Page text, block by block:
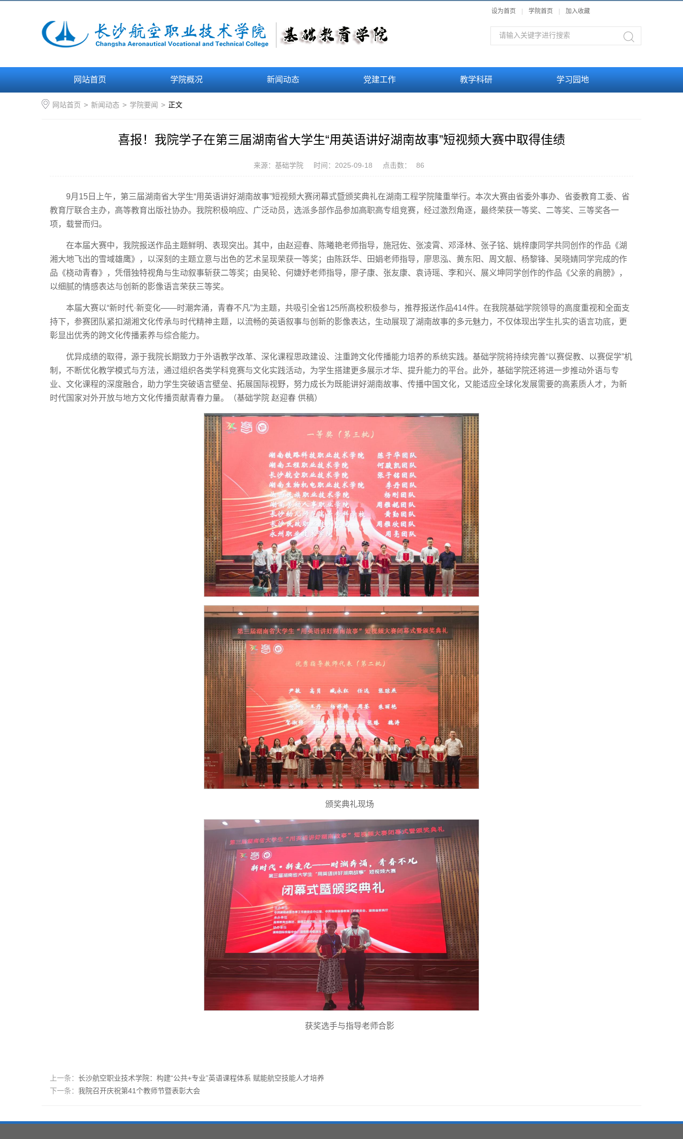
设为首页 学院首页 加入收藏
网站首页 学院概况 新闻动态 党建工作 教学科研 学习园地
网站首页 > 新闻动态 > 学院要闻 > 正文
喜报！我院学子在第三届湖南省大学生“用英语讲好湖南故事”短视频大赛中取得佳绩
来源：基础学院 时间：2025-09-18 点击数： 86
9月15日上午，第三届湖南省大学生“用英语讲好湖南故事”短视频大赛闭幕式暨颁奖典礼在湖南工程学院隆重举行。本次大赛由省委外事办、省委教育工委、省
教育厅联合主办，高等教育出版社协办。我院积极响应、广泛动员，选派多部作品参加高职高专组竞赛，经过激烈角逐，最终荣获一等奖、二等奖、三等奖各一
项，载誉而归。
在本届大赛中，我院报送作品主题鲜明、表现突出。其中，由赵迎春、陈曦艳老师指导，施冠佐、张凌霄、邓泽林、张子铭、姚梓康同学共同创作的作品《湖
湘大地飞出的雪域雄鹰》，以深刻的主题立意与出色的艺术呈现荣获一等奖；由陈跃华、田娟老师指导，廖思泓、黄东阳、周文靓、杨黎锋、吴晓婧同学完成的作
品《桡动青春》，凭借独特视角与生动叙事斩获二等奖；由吴轮、何婕妤老师指导，廖子康、张友康、袁诗瑶、李和兴、展义坤同学创作的作品《父亲的肩膀》，
以细腻的情感表达与创新的影像语言荣获三等奖。
本届大赛以“新时代·新变化——时潮奔涌，青春不凡”为主题，共吸引全省125所高校积极参与，推荐报送作品414件。在我院基础学院领导的高度重视和全面支
持下，参赛团队紧扣湖湘文化传承与时代精神主题，以流畅的英语叙事与创新的影像表达，生动展现了湖南故事的多元魅力，不仅体现出学生扎实的语言功底，更
彰显出优秀的跨文化传播素养与综合能力。
优异成绩的取得，源于我院长期致力于外语教学改革、深化课程思政建设、注重跨文化传播能力培养的系统实践。基础学院将持续完善“以赛促教、以赛促学”机
制，不断优化教学模式与方法，通过组织各类学科竞赛与文化实践活动，为学生搭建更多展示才华、提升能力的平台。此外，基础学院还将进一步推动外语与专
业、文化课程的深度融合，助力学生突破语言壁垒、拓展国际视野，努力成长为既能讲好湖南故事、传播中国文化，又能适应全球化发展需要的高素质人才，为新
时代国家对外开放与地方文化传播贡献青春力量。（基础学院 赵迎春 供稿）
颁奖典礼现场
获奖选手与指导老师合影
上一条： 长沙航空职业技术学院：构建“公共+专业”英语课程体系 赋能航空技能人才培养
下一条： 我院召开庆祝第41个教师节暨表彰大会